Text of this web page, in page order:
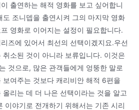
출연하는 해적 영화를 보고 싶어합니
도 조니뎁을 출연시켜 그의 마지막 영화
영화로 이어지는 설정이 필요합니다.
즈에 있어서 최선의 선택이겠지요.우선
취소된 것이 아니라 보류입니다. 이것은
것으로, 많은 관객들에게 엉뚱한 말로
보여주는 것보다 캐리비안 해적 6편을
리는 데 더 나은 선택이라는 것을 알고
이야기로 전개하기 위해서는 기존 시리